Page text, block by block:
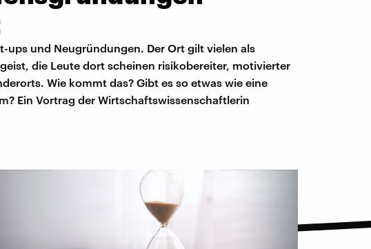
ups und Neugründungen. Der Ort gilt vielen als
die Leute dort scheinen risikobereiter, motivierter
Wie kommt das? Gibt es so etwas wie eine
Ein Vortrag der Wirtschaftswissenschaftlerin